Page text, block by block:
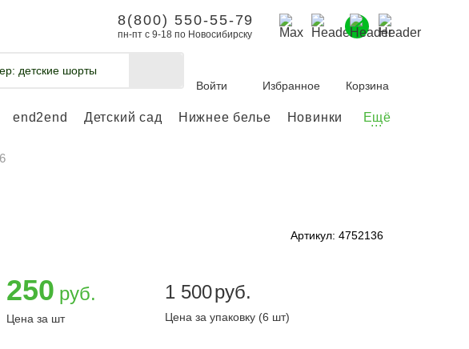
8(800) 550-55-79
пн-пт с 9-18 по Новосибирску
детские шорты
Войти
Избранное Корзина
end2end Детский сад Нижнее белье Новинки Ещё
...
Артикул: 4752136
250 руб.
Цена за шт
1 500руб.
Цена за упаковку (6 шт)